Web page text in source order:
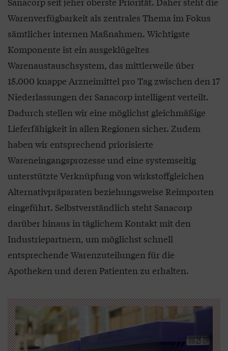
Warenverfügbarkeit als zentrales Thema im Fokus
sämtlicher internen Maßnahmen. Wichtigste
Komponente ist ein ausgeklügeltes
Warenaustauschsystem, das mittlerweile über
15.000 knappe Arzneimittel pro Tag zwischen den 17
Niederlassungen der Sanacorp intelligent verteilt.
Dadurch stellen wir eine möglichst gleichmäßige
Lieferfähigkeit in allen Regionen sicher. Zudem
haben wir entsprechend priorisierte
Wareneingangsprozesse und eine systemseitig
unterstützte Verknüpfung von wirkstoffgleichen
Alternativpräparaten beziehungsweise Reimporten
eingeführt. Selbstverständlich steht Sanacorp
darüber hinaus in täglichem Kontakt mit den
Industriepartnern, um möglichst schnell
entsprechende Warenzuteilungen für die
Apotheken und deren Patienten zu erhalten.